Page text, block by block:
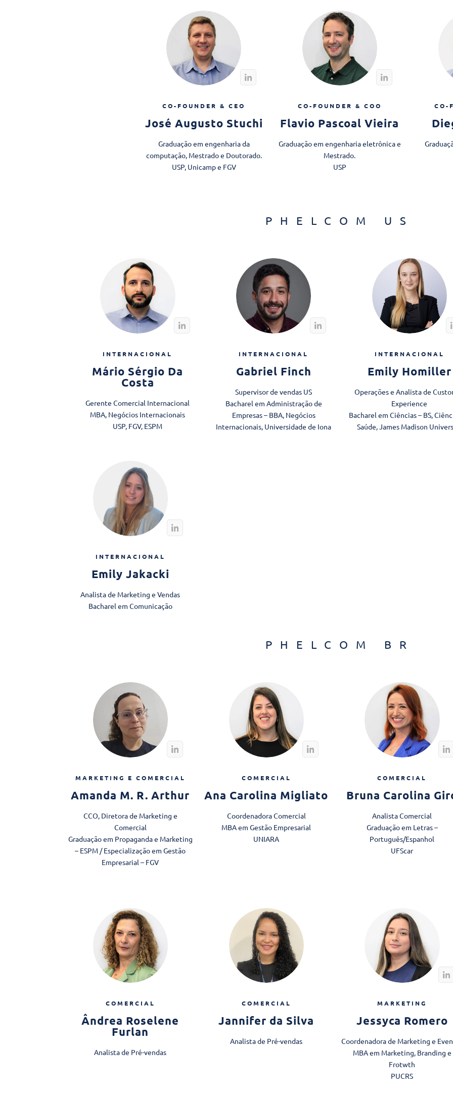
CO-FOUNDER & CEO
José Augusto Stuchi
Graduação em engenharia da
computação, Mestrado e Doutorado.
USP, Unicamp e FGV
CO-FOUNDER & COO
Flavio Pascoal Vieira
Graduação em engenharia eletrônica e
Mestrado.
USP
CO-
PHELCOM US
INTERNACIONAL
Mário Sérgio Da
Costa
Gerente Comercial Internacional
MBA, Negócios Internacionais
USP, FGV, ESPM
INTERNACIONAL
Gabriel Finch
Supervisor de vendas US
Bacharel em Administração de
Empresas – BBA, Negócios
Internacionais, Universidade de Iona
INTERNACIONAL
Emily Homiller
Operações e Analista de
Experience
Bacharel em Ciências – BS,
Saúde, James Madison
INTERNACIONAL
Emily Jakacki
Analista de Marketing e Vendas
Bacharel em Comunicação
PHELCOM BR
MARKETING E COMERCIAL
Amanda M. R. Arthur
CCO, Diretora de Marketing e
Comercial
Graduação em Propaganda e Marketing
– ESPM / Especialização em Gestão
Empresarial – FGV
COMERCIAL
Ana Carolina Migliato
Coordenadora Comercial
MBA em Gestão Empresarial​
UNIARA
COMERCIAL
Bruna Carolina
Analista Comercial
Graduação em Letras –
Português/Espanhol
UFScar
COMERCIAL
Ândrea Roselene
Furlan
Analista de Pré-vendas
COMERCIAL
Jannifer da Silva
Analista de Pré-vendas
MARKETING
Jessyca Romero
Coordenadora de Marketing e
MBA em Marketing, Branding e
Frotwth
PUCRS